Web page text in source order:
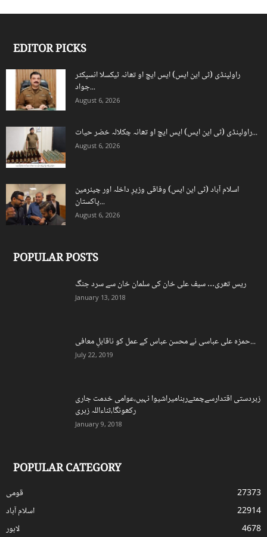
EDITOR PICKS
راولپنڈی (ٹی این ایس) ایس ایچ او تھانہ ٹیکسلا انسپکٹر
جواد...
August 6, 2026
راولپنڈی (ٹی این ایس) ایس ایچ او تھانہ چکلالہ خضر حیات...
August 6, 2026
اسلام آباد (ٹی این ایس) وفاقی وزیرِ داخلہ اور چیئرمین
پاکستان...
August 6, 2026
POPULAR POSTS
ریس تھری… سیف علی خان کی سلمان خان سے سرد جنگ
January 13, 2018
حمزہ علی عباسی نے محسن عباس کے عمل کو ناقابلِ معافی...
July 22, 2019
زبردستی اقتدارسےچمٹےرہنامیراشیوا نہیں،عوامی خدمت جاری
رکھونگا،ثناءاللہ زہری
January 9, 2018
POPULAR CATEGORY
قومی
27373
اسلام آباد
22914
لاہور
4678